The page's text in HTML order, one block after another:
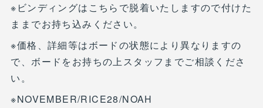
※ビンディングはこちらで脱着いたしますので付けた
ままでお持ち込みください。
※価格、詳細等はボードの状態により異なりますの
で、ボードをお持ちの上スタッフまでご相談くださ
い。
※NOVEMBER/RICE28/NOAH